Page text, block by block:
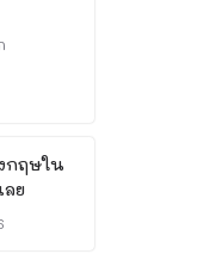
กฤษใน
ย